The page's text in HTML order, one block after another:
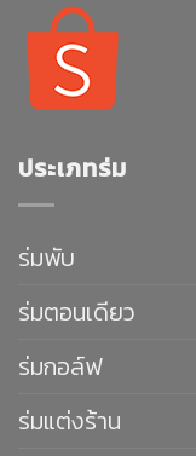
ประเภทร่ม
ร่มพับ
ร่มตอนเดียว
ร่มกอล์ฟ
ร่มแต่งร้าน